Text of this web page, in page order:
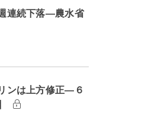
連続下落―農水省
ンは上方修正―６